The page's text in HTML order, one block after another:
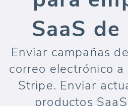
SaaS
Enviar campañas
correo electrónico
Stripe. Enviar
productos